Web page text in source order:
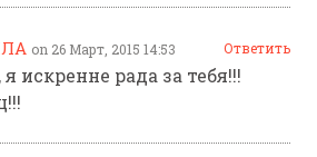
on 26 Март, 2015 14:53 Ответить
искренне рада за тебя!!!